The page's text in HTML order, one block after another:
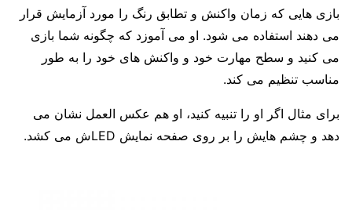
بازی هایی که زمان واکنش و تطابق رنگ را مورد آزمایش قرار
می دهند استفاده می شود. او می آموزد که چگونه شما بازی
می کنید و سطح مهارت خود و واکنش های خود را به طور
مناسب تنظیم می کند.
برای مثال اگر او را تنبیه کنید، او هم عکس العمل نشان می
دهد و چشم هایش را بر روی صفحه نمایش LEDش می کشد.